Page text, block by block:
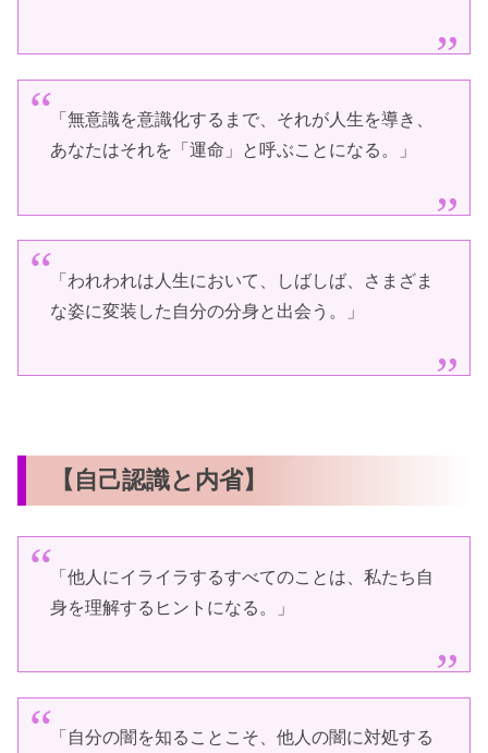
「無意識を意識化するまで、それが人生を導き、
あなたはそれを「運命」と呼ぶことになる。」
「われわれは人生において、しばしば、さまざま
な姿に変装した自分の分身と出会う。」
【自己認識と内省】
「他人にイライラするすべてのことは、私たち自
身を理解するヒントになる。」
「自分の闇を知ることこそ、他人の闇に対処する